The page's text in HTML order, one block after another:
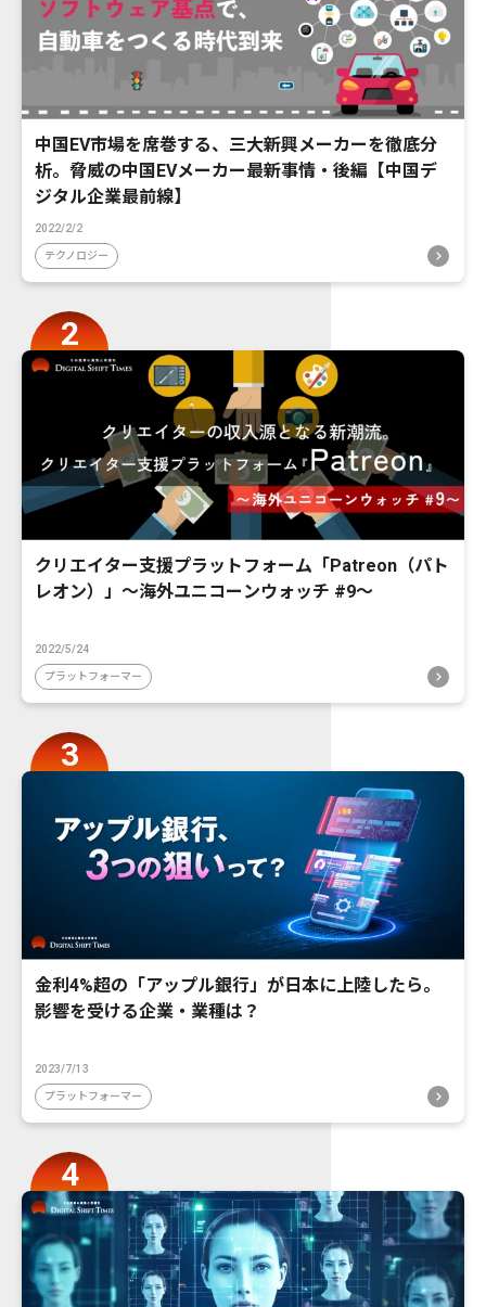
中国EV市場を席巻する、三大新興メーカーを徹底分
析。脅威の中国EVメーカー最新事情・後編【中国デ
ジタル企業最前線】
2022/2/2
テクノロジー
クリエイター支援プラットフォーム「Patreon（パト
レオン）」〜海外ユニコーンウォッチ #9〜
2022/5/24
プラットフォーマー
金利4%超の「アップル銀行」が日本に上陸したら。
影響を受ける企業・業種は？
2023/7/13
プラットフォーマー